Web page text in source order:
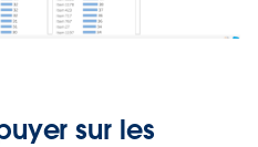
sur les